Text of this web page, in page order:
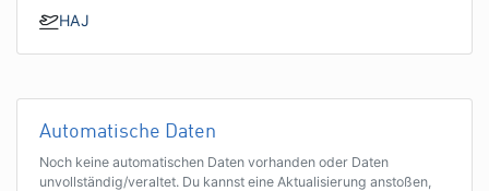
HAJ
Automatische Daten
Noch keine automatischen Daten vorhanden oder Daten
unvollständig/veraltet. Du kannst eine Aktualisierung anstoßen,